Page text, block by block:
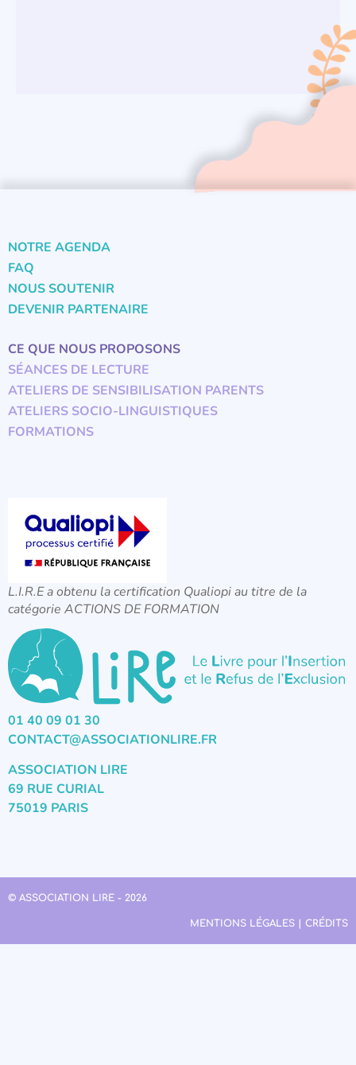
NOTRE AGENDA
FAQ
NOUS SOUTENIR
DEVENIR PARTENAIRE
CE QUE NOUS PROPOSONS
SÉANCES DE LECTURE
ATELIERS DE SENSIBILISATION PARENTS
ATELIERS SOCIO-LINGUISTIQUES
FORMATIONS
L.I.R.E a obtenu la certification Qualiopi au titre de la
catégorie ACTIONS DE FORMATION
01 40 09 01 30
CONTACT@ASSOCIATIONLIRE.FR
ASSOCIATION LIRE
69 RUE CURIAL
75019 PARIS
© ASSOCIATION LIRE - 2026
MENTIONS LÉGALES | CRÉDITS